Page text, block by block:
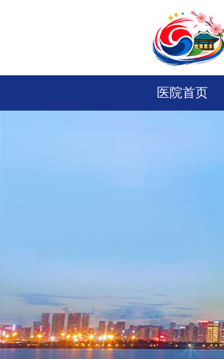
医院首页